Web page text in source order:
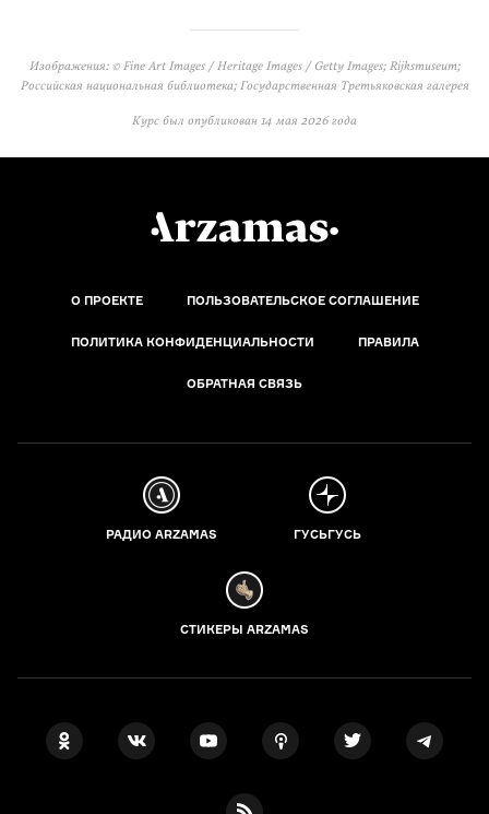
Изображения: © Fine Art Images / Heritage Images / Getty Images; Rijksmuseum;
Российская национальная библиотека; Государственная Третьяковская галерея
Курс был опубликован 14 мая 2026 года
О ПРОЕКТЕ ПОЛЬЗОВАТЕЛЬСКОЕ СОГЛАШЕНИЕ
ПОЛИТИКА КОНФИДЕНЦИАЛЬНОСТИ ПРАВИЛА
ОБРАТНАЯ СВЯЗЬ
РАДИО ARZAMAS ГУСЬГУСЬ
СТИКЕРЫ ARZAMAS